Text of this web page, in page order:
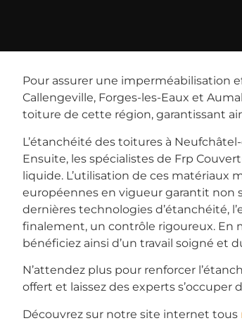
Pour assurer une imperméabilisation
Callengeville, Forges-les-Eaux et
toiture de cette région, garantissant
L’étanchéité des toitures à
Ensuite, les spécialistes de Frp
liquide. L’utilisation de ces
européennes en vigueur garantit non
dernières technologies d’étanchéité,
finalement, un contrôle rigoureux. En
bénéficiez ainsi d’un travail soigné et
N’attendez plus pour renforcer
offert et laissez des experts
Découvrez sur notre site internet tous